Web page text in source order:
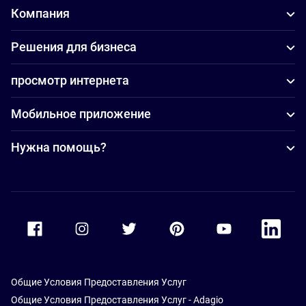
Компания
Решения для бизнеса
просмотр интернета
Мобильное приложение
Нужна помощь?
Accor Facebook Accor TwitterAccor PinterestAccor Youtube
Accor
Общие Условия Предоставления Услуг
Общие Условия Предоставления Услуг - Adagio